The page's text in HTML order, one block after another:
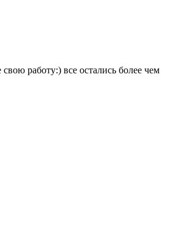
работу:) все остались более чем